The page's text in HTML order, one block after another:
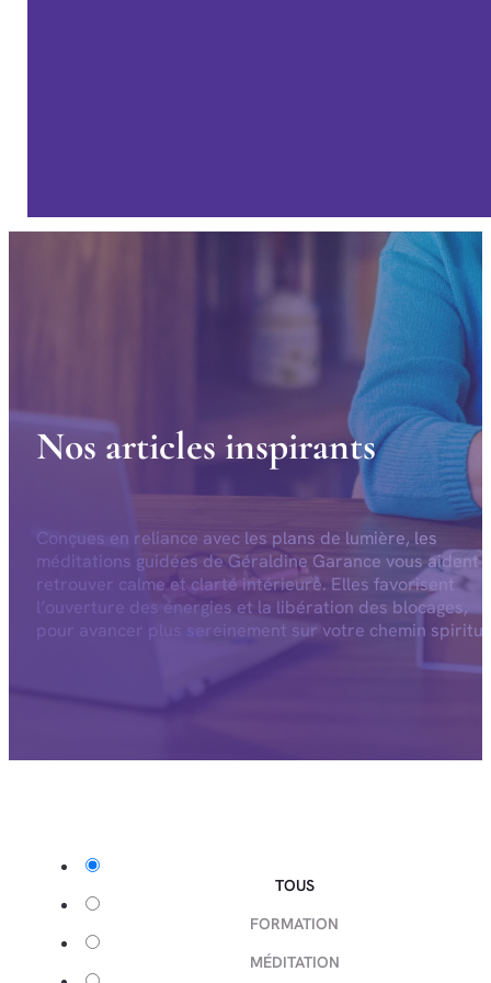
Nos articles inspirants
Conçues en reliance avec les plans de lumière, les
méditations guidées de Géraldine Garance vous aident
retrouver calme et clarté intérieure. Elles favorisent
l’ouverture des énergies et la libération des blocages,
pour avancer plus sereinement sur votre chemin
TOUS
FORMATION
MÉDITATION